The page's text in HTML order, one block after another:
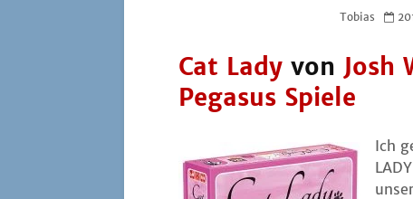
Tobias
Cat Lady von Josh
Pegasus Spiele
Ich